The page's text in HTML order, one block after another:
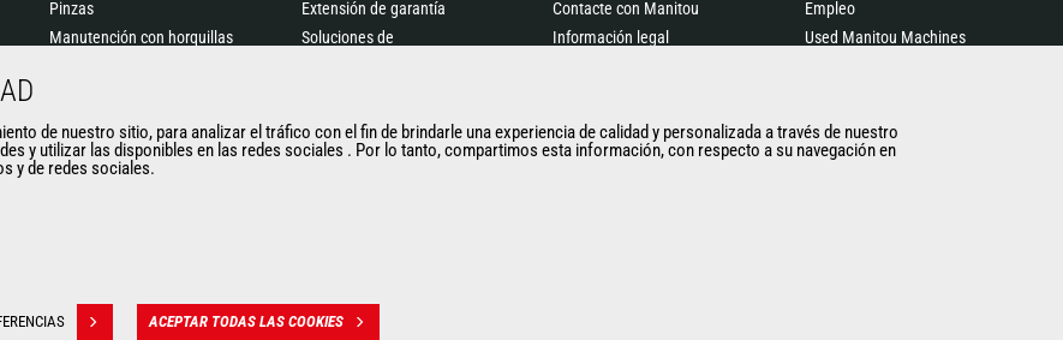
Pinzas
Manutención con horquillas
Cestas
Cubilotes para hormigón
Extensión de garantía
Soluciones de
Soluciones conectadas
Herramientas de
Contacte con Manitou
Información legal
Historia
General Terms and
Empleo
Used Manitou Machines
Edge Attachments
de nuestro sitio, para analizar el tráfico con el fin de brindarle una experiencia de calidad y personalizada a través de nuestro
y utilizar las disponibles en las redes sociales . Por lo tanto, compartimos esta información, con respecto a su navegación en
y de redes sociales.
ACEPTAR TODAS LAS COOKIES